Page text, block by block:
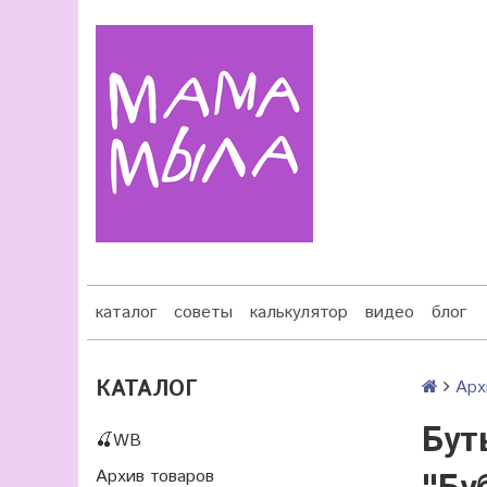
каталог советы калькулятор видео блог
КАТАЛОГ
🍒WB
Архив товаров